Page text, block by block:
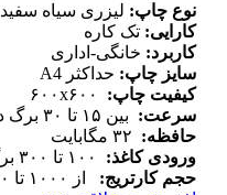
نوع چاپ: لیزری سیاه سفید
کارایی: تک کاره
کاربرد: خانگی-اداری
سایز چاپ: حداکثر A4
کیفیت چاپ:
۶۰۰x۶۰۰
سرعت: بین ۱۵ تا ۳۰ برگ در دقیقه
حافظه: ۳۲ مگابایت
ورودی کاغذ:
۱۰۰ تا ۳۰۰ برگ
حجم کارتریج:
از ۱۰۰۰ تا ۲۰۰۰ برگ